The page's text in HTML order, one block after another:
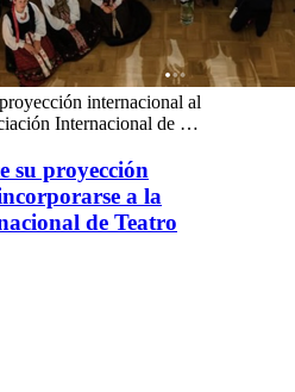
internacional al
Internacional de …
su proyección
a la
de Teatro